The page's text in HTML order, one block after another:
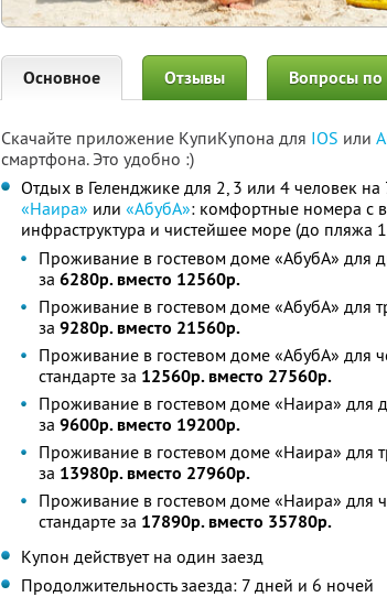
Основное Отзывы Вопросы по
Скачайте приложение КупиКупона для IOS или
смартфона. Это удобно :)
Отдых в Геленджике для 2, 3 или 4 человек
«Наира» или «АбубА»: комфортные номера с
инфраструктура и чистейшее море (до пляжа
Проживание в гостевом доме «АбубА» для
за 6280р. вместо 12560р.
Проживание в гостевом доме «АбубА» для
за 9280р. вместо 21560р.
Проживание в гостевом доме «АбубА» для
стандарте за 12560р. вместо 27560р.
Проживание в гостевом доме «Наира» для
за 9600р. вместо 19200р.
Проживание в гостевом доме «Наира» для
за 13980р. вместо 27960р.
Проживание в гостевом доме «Наира» для
стандарте за 17890р. вместо 35780р.
Купон действует на один заезд
Продолжительность заезда: 7 дней и 6 ночей